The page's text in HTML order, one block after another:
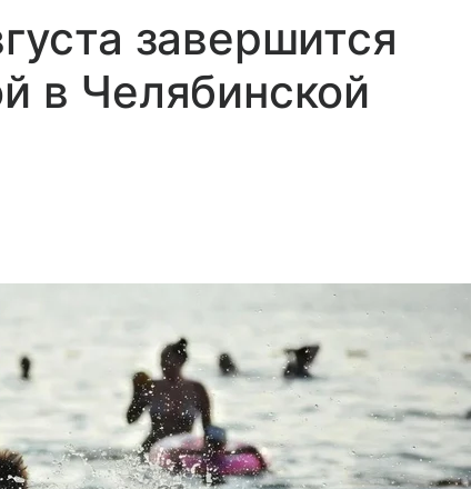
завершится
в Челябинской